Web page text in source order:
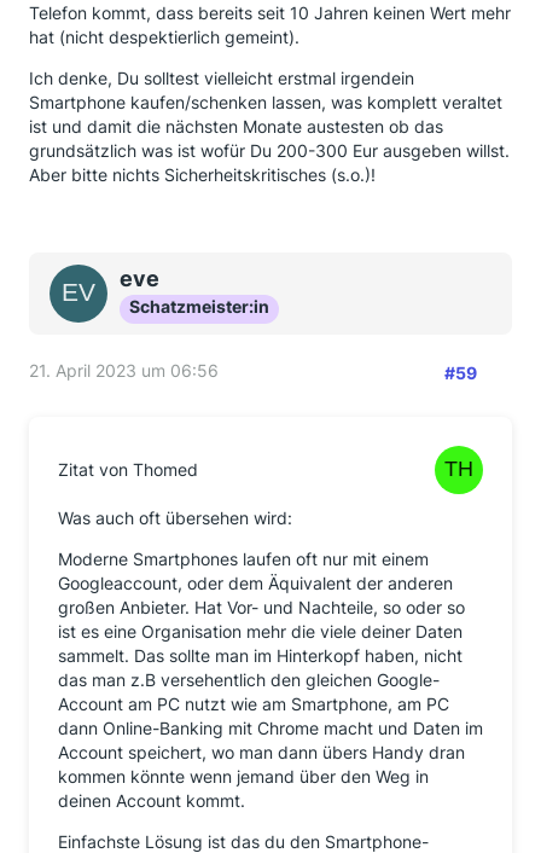
Telefon kommt, dass bereits seit 10 Jahren keinen Wert mehr
hat (nicht despektierlich gemeint).
Ich denke, Du solltest vielleicht erstmal irgendein
Smartphone kaufen/schenken lassen, was komplett veraltet
ist und damit die nächsten Monate austesten ob das
grundsätzlich was ist wofür Du 200-300 Eur ausgeben willst.
Aber bitte nichts Sicherheitskritisches (s.o.)!
eve
Schatzmeister:in
21. April 2023 um 06:56 #59
Zitat von Thomed
Was auch oft übersehen wird:
Moderne Smartphones laufen oft nur mit einem
Googleaccount, oder dem Äquivalent der anderen
großen Anbieter. Hat Vor- und Nachteile, so oder so
ist es eine Organisation mehr die viele deiner Daten
sammelt. Das sollte man im Hinterkopf haben, nicht
das man z.B versehentlich den gleichen Google-
Account am PC nutzt wie am Smartphone, am PC
dann Online-Banking mit Chrome macht und Daten im
Account speichert, wo man dann übers Handy dran
kommen könnte wenn jemand über den Weg in
deinen Account kommt.
Einfachste Lösung ist das du den Smartphone-